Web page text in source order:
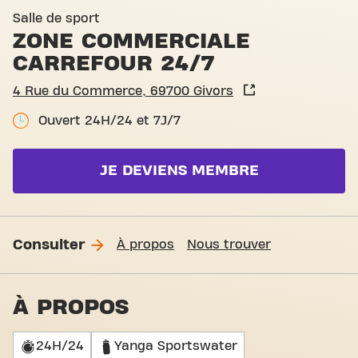
Salle de sport
ZONE COMMERCIALE
CARREFOUR 24/7
4 Rue du Commerce, 69700 Givors
Ouvert 24H/24 et 7J/7
JE DEVIENS MEMBRE
Consulter À propos Nous trouver
À PROPOS
24H/24 Yanga Sportswater